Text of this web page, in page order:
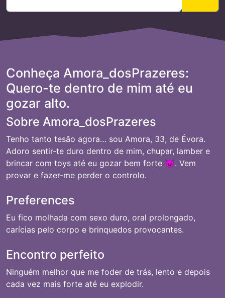
Conheça Amora_dosPrazeres:
Quero-te dentro de mim até eu
gozar alto.
Sobre Amora_dosPrazeres
Tenho tanto tesão agora… sou Amora, 33, de Évora.
Adoro sentir-te duro dentro de mim, chupar, lamber e
brincar com toys até eu gozar bem forte 😈. Vem
provar e fazer-me perder o controlo.
Preferences
Eu fico molhada com sexo duro, oral prolongado,
carícias pelo corpo e brinquedos provocantes.
Encontro perfeito
Ninguém melhor que me foder de trás, lento e depois
cada vez mais forte até eu explodir.